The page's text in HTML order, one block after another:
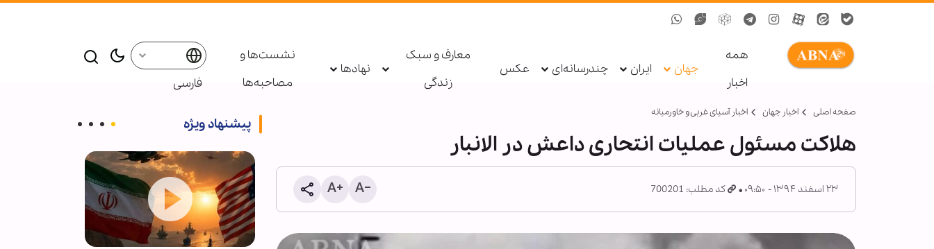
همه
اخبار
جهان ایران چندرسانه‌ای عکس
معارف و سبک
زندگی
نهادها
نشست‌ها و
مصاحبه‌ها
فارسی
صفحه اصلی اخبار جهان اخبار آسیای غربی و خاورمیانه
هلاکت مسئول عملیات انتحاری داعش در الانبار
۲۳ اسفند ۱۳۹۴ - ۰۹:۵۰ کد مطلب: 700201
پیشنهاد ویژه